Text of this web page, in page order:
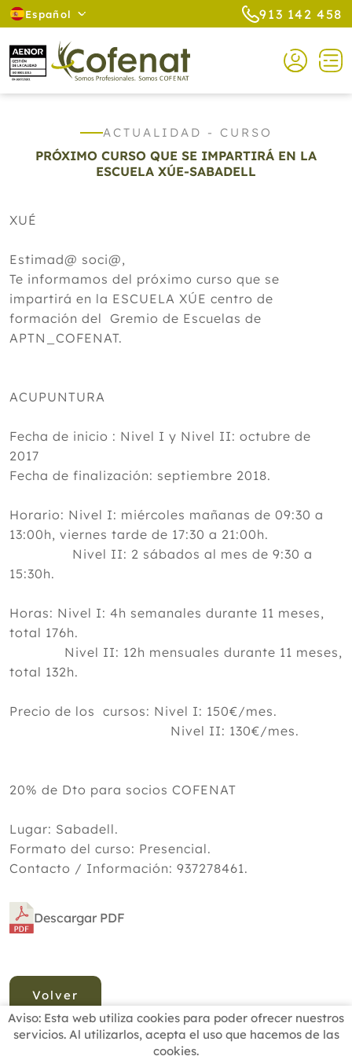
Español 913 142 458
ACTUALIDAD - CURSO
PRÓXIMO CURSO QUE SE IMPARTIRÁ EN LA
ESCUELA XÚE-SABADELL
XUÉ
Estimad@ soci@,
Te informamos del próximo curso que se
impartirá en la ESCUELA XÚE centro de
formación del Gremio de Escuelas de
APTN_COFENAT.
ACUPUNTURA
Fecha de inicio : Nivel I y Nivel II: octubre de
2017
Fecha de finalización: septiembre 2018.
Horario: Nivel I: miércoles mañanas de 09:30 a
13:00h, viernes tarde de 17:30 a 21:00h.
Nivel II: 2 sábados al mes de 9:30 a
15:30h.
Horas: Nivel I: 4h semanales durante 11 meses,
total 176h.
Nivel II: 12h mensuales durante 11 meses,
total 132h.
Precio de los cursos: Nivel I: 150€/mes.
Nivel II: 130€/mes.
20% de Dto para socios COFENAT
Lugar: Sabadell.
Formato del curso: Presencial.
Contacto / Información: 937278461.
Descargar PDF
Volver
Aviso: Esta web utiliza cookies para poder ofrecer nuestros
servicios. Al utilizarlos, acepta el uso que hacemos de las
cookies.